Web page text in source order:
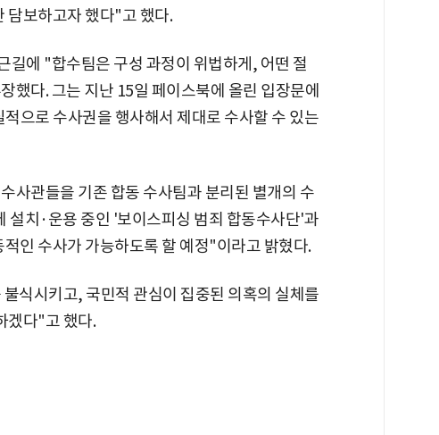
담보하고자 했다"고 했다.
길에 "합수팀은 구성 과정이 위법하게, 어떤 절
했다. 그는 지난 15일 페이스북에 올린 입장문에
으로 수사권을 행사해서 제대로 수사할 수 있는
사관들을 기존 합동 수사팀과 분리된 별개의 수
설치·운용 중인 '보이스피싱 범죄 합동수사단'과
인 수사가 가능하도록 할 예정"이라고 밝혔다.
식시키고, 국민적 관심이 집중된 의혹의 실체를
겠다"고 했다.